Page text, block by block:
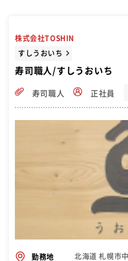
株式会社TOSHIN
すしうおいち
寿司職人/すしうおいち
寿司職人 正社員
勤務地 北海道 札幌市